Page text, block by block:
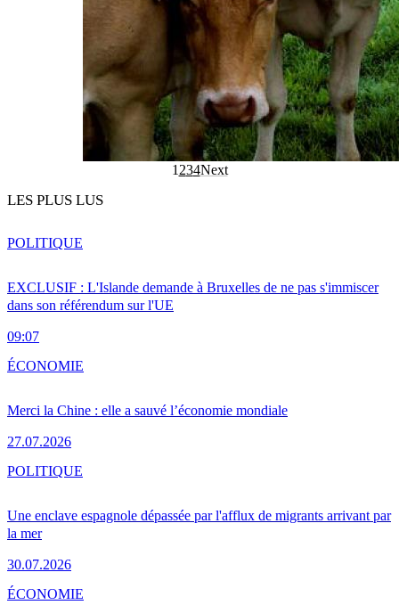
1 234Next
LES PLUS LUS
EXCLUSIF : L'Islande demande à Bruxelles de ne pas s'immiscer
dans son référendum sur l'UE
09:07
POLITIQUE
Merci la Chine : elle a sauvé l’économie mondiale
27.07.2026
ÉCONOMIE
Une enclave espagnole dépassée par l'afflux de migrants arrivant par
la mer
30.07.2026
POLITIQUE
ÉCONOMIE